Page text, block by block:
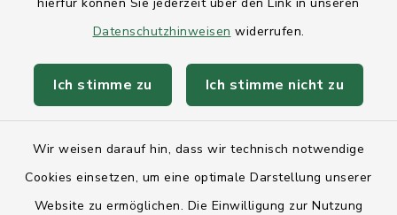
Datenschutzhinweisen widerrufen.
Ich stimme zu Ich stimme nicht zu
Wir weisen darauf hin, dass wir technisch notwendige
Cookies einsetzen, um eine optimale Darstellung unserer
Website zu ermöglichen. Die Einwilligung zur Nutzung
Anfahrt